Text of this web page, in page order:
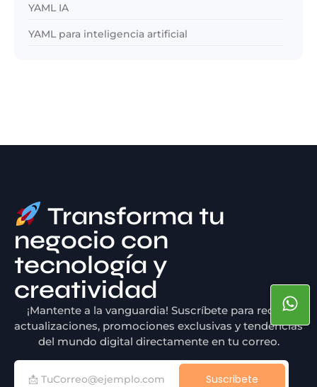
YAML IA
YAML para inteligencia artificial
Transforma tu
negocio con
tecnología y
creatividad
¡Mantente a la vanguardia! Suscríbete para recibir
actualizaciones, promociones exclusivas y tendencias
del mundo digital directamente en tu correo.
Suscribete